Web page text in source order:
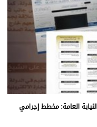
العامة: مخطط إجرامي